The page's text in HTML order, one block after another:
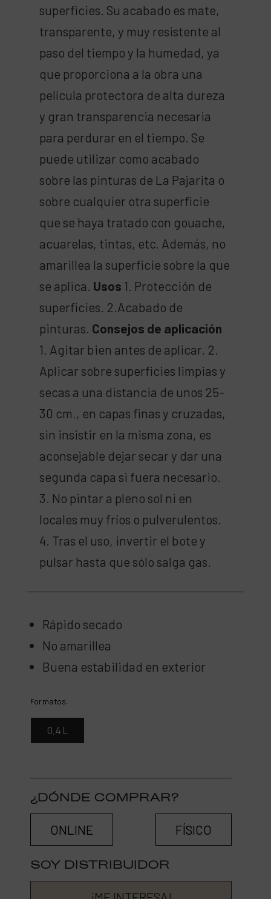
superficies. Su acabado es mate,
transparente, y muy resistente al
paso del tiempo y la humedad, ya
que proporciona a la obra una
película protectora de alta dureza
y gran transparencia necesaria
para perdurar en el tiempo. Se
puede utilizar como acabado
sobre las pinturas de La Pajarita o
sobre cualquier otra superficie
que se haya tratado con gouache,
acuarelas, tintas, etc. Además, no
amarillea la superficie sobre la que
se aplica. Usos 1. Protección de
superficies. 2.Acabado de
pinturas. Consejos de aplicación
1. Agitar bien antes de aplicar. 2.
Aplicar sobre superficies limpias y
secas a una distancia de unos 25-
30 cm., en capas finas y cruzadas,
sin insistir en la misma zona, es
aconsejable dejar secar y dar una
segunda capa si fuera necesario.
3. No pintar a pleno sol ni en
locales muy fríos o pulverulentos.
4. Tras el uso, invertir el bote y
pulsar hasta que sólo salga gas.
Rápido secado
No amarillea
Buena estabilidad en exterior
Formatos:
0,4 L
¿DÓNDE COMPRAR?
ONLINE FÍSICO
SOY DISTRIBUIDOR